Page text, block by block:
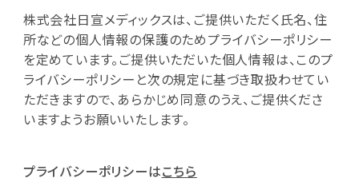
株式会社日宣メディックスは、ご提供いただく氏名、住
所などの個人情報の保護のためプライバシーポリシー
を定めています。ご提供いただいた個人情報は、このプ
ライバシーポリシーと次の規定に基づき取扱わせてい
ただきますので、あらかじめ同意のうえ、ご提供くださ
いますようお願いいたします。
プライバシーポリシーはこちら